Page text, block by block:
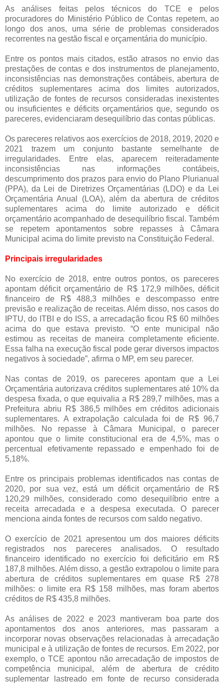
As análises feitas pelos técnicos do TCE e pelos
procuradores do Ministério Público de Contas repetem, ao
longo dos anos, uma série de problemas considerados
recorrentes na gestão fiscal e orçamentária do município.
Entre os pontos mais citados, estão atrasos no envio das
prestações de contas e dos instrumentos de planejamento,
inconsistências nas demonstrações contábeis, abertura de
créditos suplementares acima dos limites autorizados,
utilização de fontes de recursos consideradas inexistentes
ou insuficientes e déficits orçamentários que, segundo os
pareceres, evidenciaram desequilíbrio das contas públicas.
Os pareceres relativos aos exercícios de 2018, 2019, 2020 e
2021 trazem um conjunto bastante semelhante de
irregularidades. Entre elas, aparecem reiteradamente
inconsistências nas informações contábeis,
descumprimento dos prazos para envio do Plano Plurianual
(PPA), da Lei de Diretrizes Orçamentárias (LDO) e da Lei
Orçamentária Anual (LOA), além da abertura de créditos
suplementares acima do limite autorizado e déficit
orçamentário acompanhado de desequilíbrio fiscal. Também
se repetem apontamentos sobre repasses à Câmara
Municipal acima do limite previsto na Constituição Federal.
Principais irregularidades
No exercício de 2018, entre outros pontos, os pareceres
apontam déficit orçamentário de R$ 172,9 milhões, déficit
financeiro de R$ 488,3 milhões e descompasso entre
previsão e realização de receitas. Além disso, nos casos do
IPTU, do ITBI e do ISS, a arrecadação ficou R$ 60 milhões
acima do que estava previsto. “O ente municipal não
estimou as receitas de maneira completamente eficiente.
Essa falha na execução fiscal pode gerar diversos impactos
negativos à sociedade”, afirma o MP, em seu parecer.
Nas contas de 2019, os pareceres apontam que a Lei
Orçamentária autorizava créditos suplementares até 10% da
despesa fixada, o que equivalia a R$ 289,7 milhões, mas a
Prefeitura abriu R$ 386,5 milhões em créditos adicionais
suplementares. A extrapolação calculada foi de R$ 96,7
milhões. No repasse à Câmara Municipal, o parecer
apontou que o limite constitucional era de 4,5%, mas o
percentual efetivamente repassado e empenhado foi de
5,18%.
Entre os principais problemas identificados nas contas de
2020, por sua vez, está um déficit orçamentário de R$
120,29 milhões, considerado como desequilíbrio entre a
receita arrecadada e a despesa executada. O parecer
menciona ainda fontes de recursos com saldo negativo.
O exercício de 2021 apresentou um dos maiores déficits
registrados nos pareceres analisados. O resultado
financeiro identificado no exercício foi deficitário em R$
187,8 milhões. Além disso, a gestão extrapolou o limite para
abertura de créditos suplementares em quase R$ 278
milhões: o limite era R$ 158 milhões, mas foram abertos
créditos de R$ 435,8 milhões.
As análises de 2022 e 2023 mantiveram boa parte dos
apontamentos dos anos anteriores, mas passaram a
incorporar novas observações relacionadas à arrecadação
municipal e à utilização de fontes de recursos. Em 2022, por
exemplo, o TCE apontou não arrecadação de impostos de
competência municipal, além de abertura de crédito
suplementar lastreado em fonte de recurso considerada